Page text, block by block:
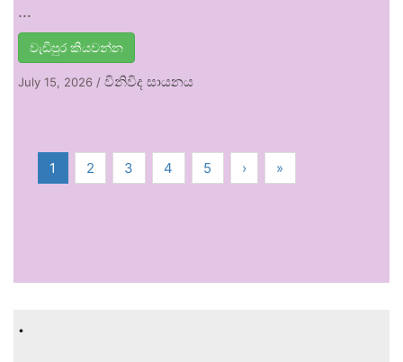
…
වැඩිපුර කියවන්න
July 15, 2026 / විනිවිද සායනය
1 2 3 4 5 › »
.